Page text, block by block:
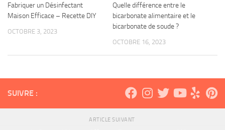
Fabriquer un Désinfectant
Maison Efficace – Recette DIY
OCTOBRE 3, 2023
Quelle différence entre le
bicarbonate alimentaire et le
bicarbonate de soude ?
OCTOBRE 16, 2023
SUIVRE :
ARTICLE SUIVANT